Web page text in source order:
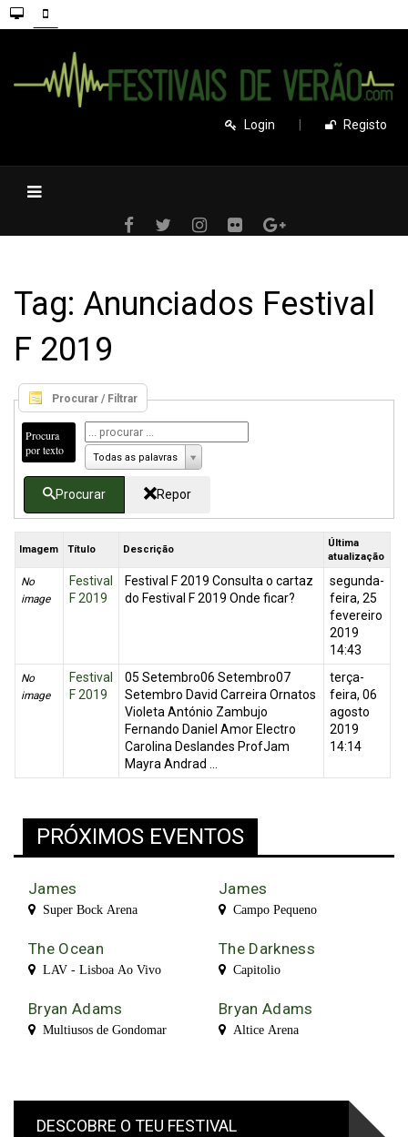
Login Registo
Tag: Anunciados Festival
F 2019
Procurar / Filtrar
Procura
por texto
Todas as palavras
Procurar Repor
Imagem Título Descrição
Última
atualização
No
image
Festival
F 2019
Festival F 2019 Consulta o cartaz
do Festival F 2019 Onde ficar?
segunda-
feira, 25
fevereiro
2019
14:43
No
image
Festival
F 2019
05 Setembro06 Setembro07
Setembro David Carreira Ornatos
Violeta António Zambujo
Fernando Daniel Amor Electro
Carolina Deslandes ProfJam
Mayra Andrad ...
terça-
feira, 06
agosto
2019
14:14
PRÓXIMOS EVENTOS
James
Super Bock Arena
James
Campo Pequeno
The Ocean
LAV - Lisboa Ao Vivo
The Darkness
Capitolio
Bryan Adams
Multiusos de Gondomar
Bryan Adams
Altice Arena
DESCOBRE O TEU FESTIVAL